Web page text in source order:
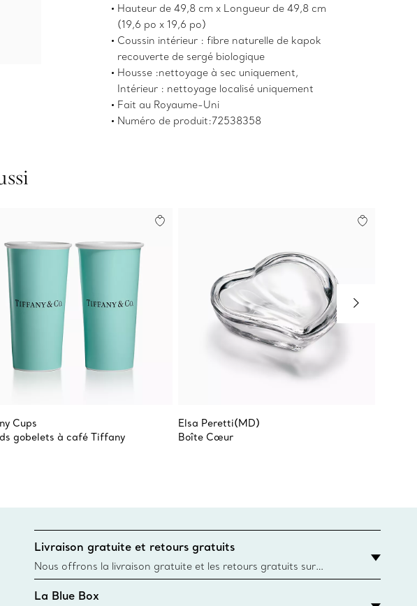
Hauteur de 49,8 cm x Longueur de 49,8 cm
(19,6 po x 19,6 po)
Coussin intérieur : fibre naturelle de kapok
recouverte de sergé biologique
Housse :nettoyage à sec uniquement,
Intérieur : nettoyage localisé uniquement
Fait au Royaume-Uni
Numéro de produit:72538358
Cups
gobelets à café Tiffany
Elsa Peretti(MD)
Boîte Cœur
Livraison gratuite et retours gratuits
Nous offrons la livraison gratuite et les retours gratuits sur
toutes les commandes Tiffany & Co. passées sur le site Web
canadien et dont la destination est l’adresse d’un particulier.
La Blue Box